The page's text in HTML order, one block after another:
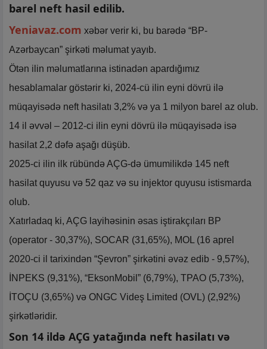
barel neft hasil edilib.
Yeniavaz.com xəbər verir ki, bu barədə “BP-
Azərbaycan” şirkəti məlumat yayıb.
Ötən ilin məlumatlarına istinadən apardığımız
hesablamalar göstərir ki, 2024-cü ilin eyni dövrü ilə
müqayisədə neft hasilatı 3,2% və ya 1 milyon barel az olub.
14 il əvvəl – 2012-ci ilin eyni dövrü ilə müqayisədə isə
hasilat 2,2 dəfə aşağı düşüb.
2025-ci ilin ilk rübündə AÇG-də ümumilikdə 145 neft
hasilat quyusu və 52 qaz və su injektor quyusu istismarda
olub.
Xatırladaq ki, AÇG layihəsinin əsas iştirakçıları BP
(operator - 30,37%), SOCAR (31,65%), MOL (16 aprel
2020-ci il tarixindən “Şevron” şirkətini əvəz edib - 9,57%),
İNPEKS (9,31%), “EksonMobil” (6,79%), TPAO (5,73%),
İTOÇU (3,65%) və ONGC Videş Limited (OVL) (2,92%)
şirkətləridir.
Son 14 ildə AÇG yatağında neft hasilatı və